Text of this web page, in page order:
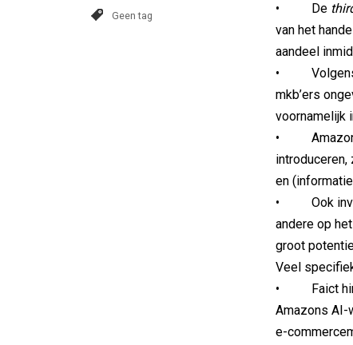
Geen tag • De
van het
aandeel
• Volgens
mkb’ers
voornamelijk
• Amazon
en
• Ook
andere op
groot
Veel
• Faict
Amazons AI-
e-